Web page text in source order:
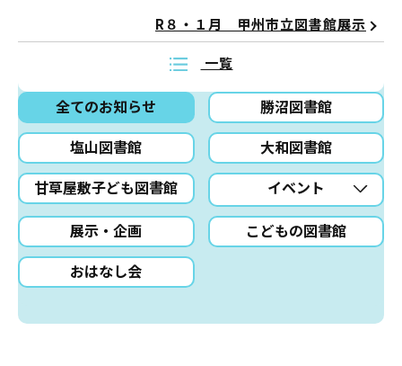
全てのお知らせ
勝沼図書館
塩山図書館
大和図書館
甘草屋敷子ども図書館
イベント
展示・企画
こどもの図書館
おはなし会
R８・１月 甲州市立図書館展示
一覧